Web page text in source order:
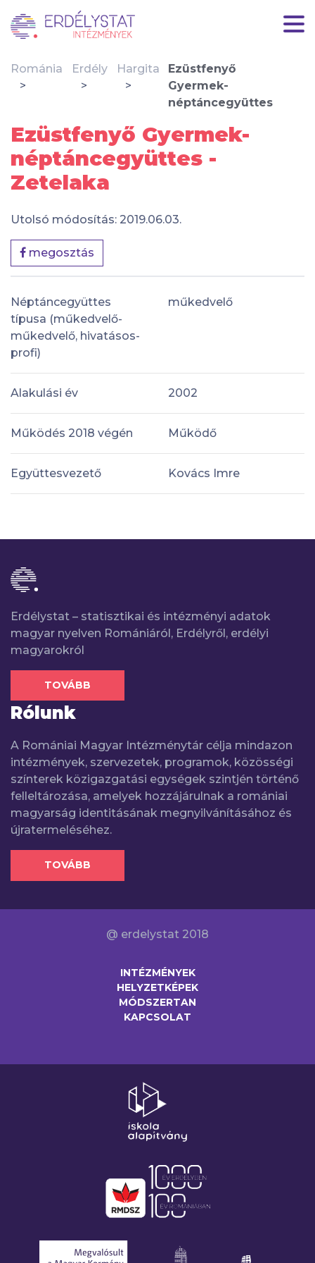
Románia Erdély Hargita
Ezüstfenyő
Gyermek-
néptáncegyüttes
Ezüstfenyő Gyermek-
néptáncegyüttes -
Zetelaka
Utolsó módosítás: 2019.06.03.
megosztás
Néptáncegyüttes
típusa (műkedvelő-
műkedvelő, hivatásos-
profi)
műkedvelő
Alakulási év 2002
Működés 2018 végén Működő
Együttesvezető Kovács Imre
Erdélystat – statisztikai és intézményi adatok
magyar nyelven Romániáról, Erdélyről, erdélyi
magyarokról
TOVÁBB
Rólunk
A Romániai Magyar Intézménytár célja mindazon
intézmények, szervezetek, programok, közösségi
színterek közigazgatási egységek szintjén történő
felleltározása, amelyek hozzájárulnak a romániai
magyarság identitásának megnyilvánításához és
újratermeléséhez.
TOVÁBB
@ erdelystat 2018
INTÉZMÉNYEK
HELYZETKÉPEK
MÓDSZERTAN
KAPCSOLAT